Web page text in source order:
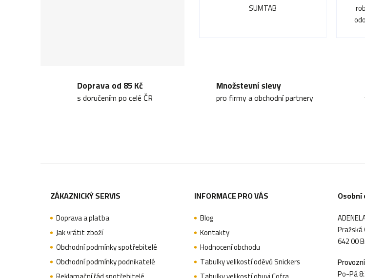
SUMTAB
Doprava od 85 Kč
s doručením po celé ČR
Množstevní slevy
pro firmy a obchodní partnery
ZÁKAZNICKÝ SERVIS
Doprava a platba
Jak vrátit zboží
Obchodní podmínky spotřebitelé
Obchodní podmínky podnikatelé
INFORMACE PRO VÁS
Blog
Kontakty
Hodnocení obchodu
Tabulky velikostí oděvů Snickers
642 00
Po-Pá